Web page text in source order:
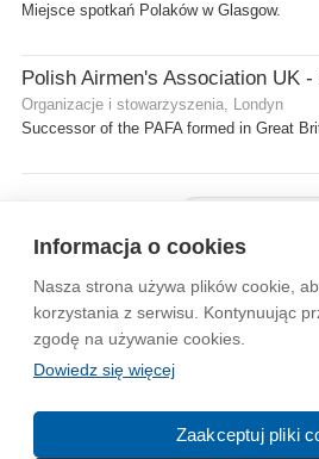
Informacja o cookies
Nasza strona używa plików cookie,
korzystania z serwisu. Kontynuując
zgodę na używanie cookies.
Dowiedz się więcej
Zaakceptuj pliki
Miejsce spotkań Polaków w Glasgow.
Organizacje i stowarzyszenia, Londyn
Successor of the PAFA formed in Great
Wytyczne dla społeczności
Reklama Kontakt